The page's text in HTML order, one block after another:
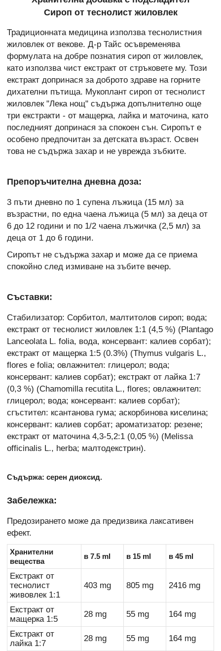
Сироп от теснолист жиловлек
Традиционната медицина използва теснолистния
жиловлек от векове. Д-р Тайс осъвременява
формулата на добре познатия сироп от жиловлек,
като използва чист екстракт от стръковете му. Този
екстракт допринася за доброто здраве на горните
дихателни пътища. Мукоплант сироп от теснолист
жиловлек "Лека нощ" съдържа допълнително още
три екстракти - от мащерка, лайка и маточина, като
последният допринася за спокоен сън. Сиропът е
особено предпочитан за детската възраст. Освен
това не съдържа захар и не уврежда зъбките.
Препоръчителна дневна доза:
3 пъти дневно по 1 супена лъжица (15 мл) за
възрастни, по една чаена лъжица (5 мл) за деца от
6 до 12 години и по 1/2 чаена лъжичка (2,5 мл) за
деца от 1 до 6 години.
Сиропът не съдържа захар и може да се приема
спокойно след измиване на зъбите вечер.
Съставки:
Стабилизатор: Сорбитол, малтитолов сироп; вода;
екстракт от теснолист жиловлек 1:1 (4,5 %) (Plantago
Lanceolata L. folia, вода, консервант: калиев сорбат);
екстракт от мащерка 1:5 (0.3%) (Thymus vulgaris L.,
flores е folia; овлажнител: глицерол; вода;
консервант: калиев сорбат); екстракт от лайка 1:7
(0,3 %) (Chamomilla recutita L., flores; овлажнител:
глицерол; вода; консервант: калиев сорбат);
сгъстител: ксантанова гума; аскорбинова киселина;
консервант: калиев сорбат; ароматизатор: резене;
екстракт от маточина 4,3-5,2:1 (0,05 %) (Melissa
officinalis L., herba; малтодекстрин).
Съдържа: серен диоксид.
Забележка:
Предозирането може да предизвика лаксативен
ефект.
Хранителни
вещества
в 7.5 ml в 15 ml в 45 ml
Екстракт от
теснолист
живовлек 1:1
403 mg 805 mg 2416 mg
Екстракт от
мащерка 1:5
28 mg 55 mg 164 mg
Екстракт от
лайка 1:7
28 mg 55 mg 164 mg